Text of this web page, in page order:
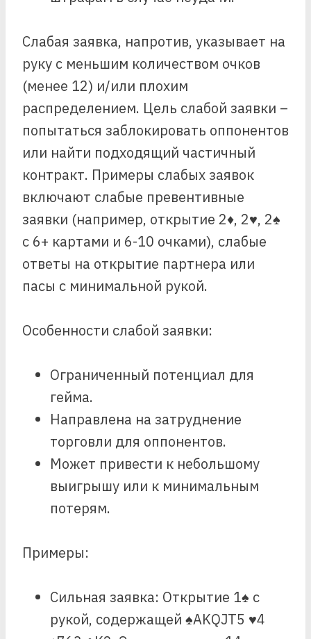
Слабая заявка, напротив, указывает на
руку с меньшим количеством очков
(менее 12) и/или плохим
распределением. Цель слабой заявки –
попытаться заблокировать оппонентов
или найти подходящий частичный
контракт. Примеры слабых заявок
включают слабые превентивные
заявки (например, открытие 2♦, 2♥, 2♠
с 6+ картами и 6-10 очками), слабые
ответы на открытие партнера или
пасы с минимальной рукой.
Особенности слабой заявки:
Ограниченный потенциал для
гейма.
Направлена на затруднение
торговли для оппонентов.
Может привести к небольшому
выигрышу или к минимальным
потерям.
Примеры:
Сильная заявка: Открытие 1♠ с
рукой, содержащей ♠AKQJT5 ♥4